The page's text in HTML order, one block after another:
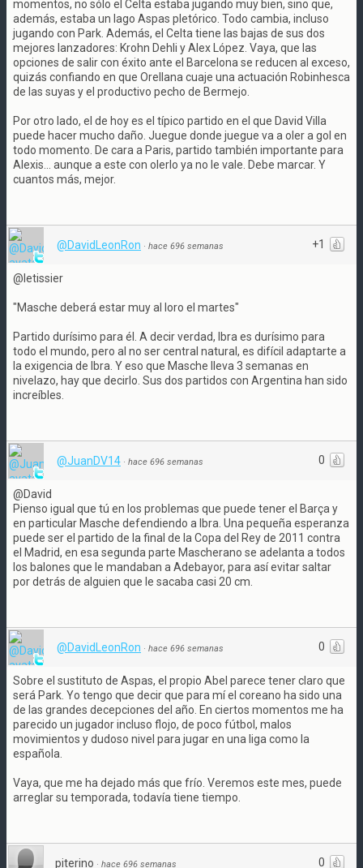
momentos, no sólo el Celta estaba jugando muy bien, sino que,
además, estaba un Iago Aspas pletórico. Todo cambia, incluso
jugando con Park. Además, el Celta tiene las bajas de sus dos
mejores lanzadores: Krohn Dehli y Alex López. Vaya, que las
opciones de salir con éxito ante el Barcelona se reducen al exceso,
quizás confiando en que Orellana cuaje una actuación Robinhesca
de las suyas y el productivo pecho de Bermejo.
Por otro lado, el de hoy es el típico partido en el que David Villa
puede hacer mucho daño. Juegue donde juegue va a oler a gol en
todo momento. De cara a Paris, partido también importante para
Alexis... aunque a este con olerlo ya no le vale. Debe marcar. Y
cuantos más, mejor.
+1
@DavidLeonRon · hace 696 semanas
@letissier
"Masche deberá estar muy al loro el martes"
Partido durísimo para él. A decir verdad, Ibra es durísimo para
todo el mundo, pero al no ser central natural, es difícil adaptarte a
la exigencia de Ibra. Y eso que Masche lleva 3 semanas en
nivelazo, hay que decirlo. Sus dos partidos con Argentina han sido
increíbles.
0
@JuanDV14 · hace 696 semanas
@David
Pienso igual que tú en los problemas que puede tener el Barça y
en particular Masche defendiendo a Ibra. Una pequeña esperanza
puede ser el partido de la final de la Copa del Rey de 2011 contra
el Madrid, en esa segunda parte Mascherano se adelanta a todos
los balones que le mandaban a Adebayor, para así evitar saltar
por detrás de alguien que le sacaba casi 20 cm.
0
@DavidLeonRon · hace 696 semanas
Sobre el sustituto de Aspas, el propio Abel parece tener claro que
será Park. Yo tengo que decir que para mí el coreano ha sido una
de las grandes decepciones del año. En ciertos momentos me ha
parecido un jugador incluso flojo, de poco fútbol, malos
movimientos y dudoso nivel para jugar en una liga como la
española.
Vaya, que me ha dejado más que frío. Veremos este mes, puede
arreglar su temporada, todavía tiene tiempo.
0
piterino · hace 696 semanas